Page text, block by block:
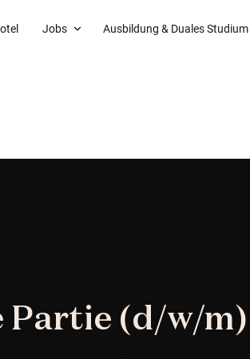
Jobs Ausbildung & Duales Studium
Partie (d/w/m)